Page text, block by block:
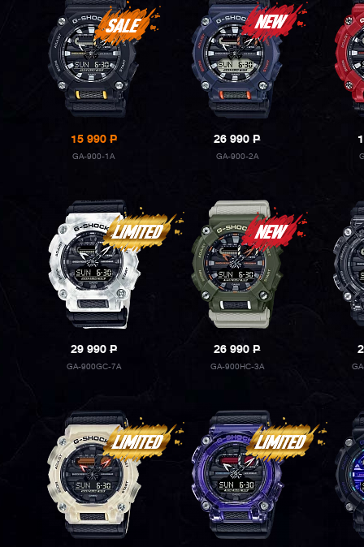
15 990P
GA-900-1A
26 990P
GA-900-2A
29 990P
GA-900GC-7A
26 990P
GA-900HC-3A